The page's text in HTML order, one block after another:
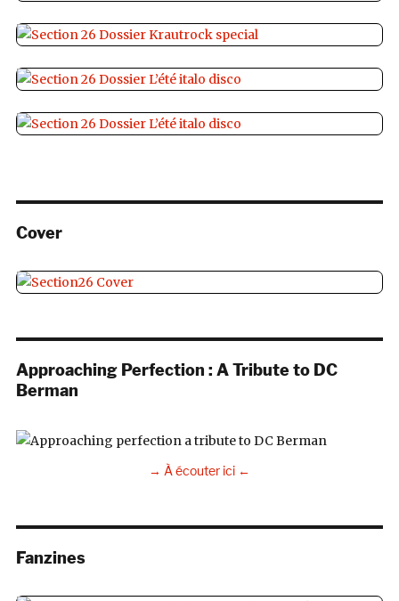
Cover
Approaching Perfection : A Tribute to DC
Berman
→ À écouter ici ←
Fanzines